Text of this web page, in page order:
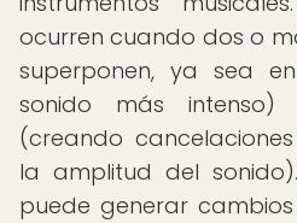
ocurren cuando dos o
superponen, ya sea
sonido más
(creando
la amplitud del
puede generar